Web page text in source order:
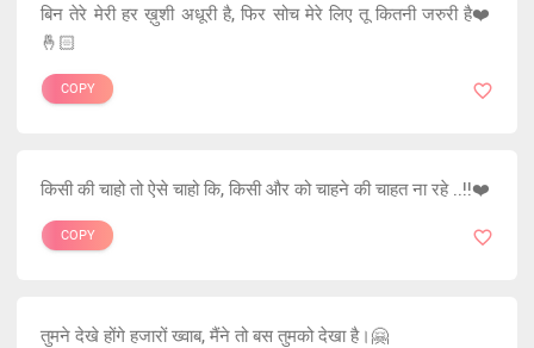
बिन तेरे मेरी हर ख़ुशी अधूरी है, फिर सोच मेरे लिए तू कितनी जरुरी है❤️
🤞🏻
COPY
किसी की चाहो तो ऐसे चाहो कि, किसी और को चाहने की चाहत ना रहे ..!!❤️
COPY
तुमने देखे होंगे हजारों ख्वाब, मैंने तो बस तुमको देखा है।🤗